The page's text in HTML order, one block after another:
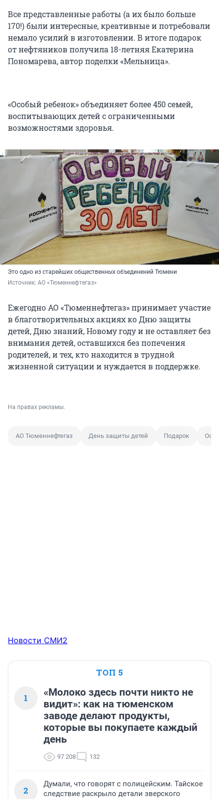
Все представленные работы (а их было больше
170!) были интересные, креативные и потребовали
немало усилий в изготовлении. В итоге подарок
от нефтяников получила 18-летняя Екатерина
Пономарева, автор поделки «Мельница».
«Особый ребенок» объединяет более 450 семей,
воспитывающих детей с ограниченными
возможностями здоровья.
Это одно из старейших общественных объединений Тюмени
Источник: АО «Тюменнефтегаз»
Ежегодно АО «Тюменнефтегаз» принимает участие
в благотворительных акциях ко Дню защиты
детей, Дню знаний, Новому году и не оставляет без
внимания детей, оставшихся без попечения
родителей, и тех, кто находится в трудной
жизненной ситуации и нуждается в поддержке.
На правах рекламы.
АО Тюменнефтегаз День защиты детей Подарок
Новости СМИ2
ТОП 5
1
«Молоко здесь почти никто не
видит»: как на тюменском
заводе делают продукты,
которые вы покупаете каждый
день
97 208 132
2
Думали, что говорят с полицейским. Тайское
следствие раскрыло детали зверского